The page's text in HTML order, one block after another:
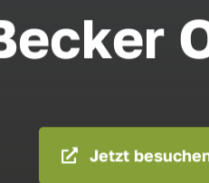
Jetzt